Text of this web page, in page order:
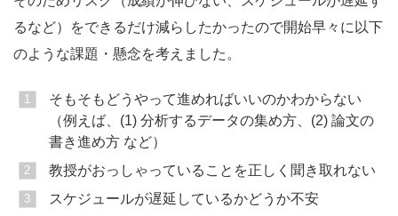
るなど）をできるだけ減らしたかったので開始早々に以下
のような課題・懸念を考えました。
そもそもどうやって進めればいいのかわからない
（例えば、(1) 分析するデータの集め方、(2) 論文の
書き進め方 など）
教授がおっしゃっていることを正しく聞き取れない
スケジュールが遅延しているかどうか不安